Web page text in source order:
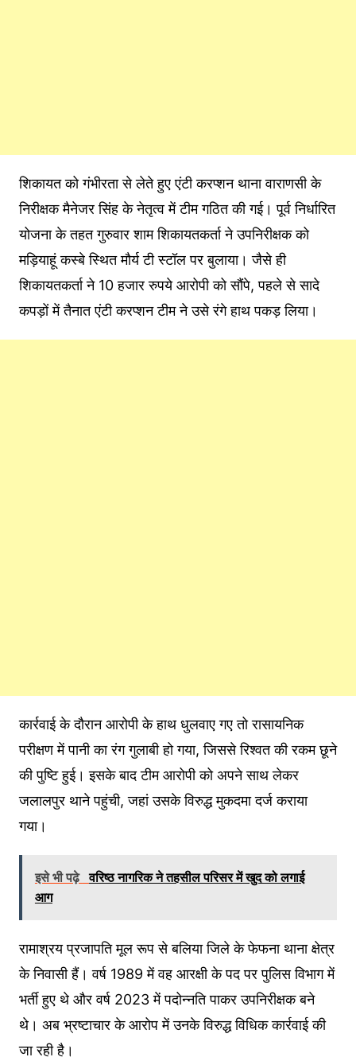
शिकायत को गंभीरता से लेते हुए एंटी करप्शन थाना वाराणसी के
निरीक्षक मैनेजर सिंह के नेतृत्व में टीम गठित की गई। पूर्व निर्धारित
योजना के तहत गुरुवार शाम शिकायतकर्ता ने उपनिरीक्षक को
मड़ियाहूं कस्बे स्थित मौर्य टी स्टॉल पर बुलाया। जैसे ही
शिकायतकर्ता ने 10 हजार रुपये आरोपी को सौंपे, पहले से सादे
कपड़ों में तैनात एंटी करप्शन टीम ने उसे रंगे हाथ पकड़ लिया।
कार्रवाई के दौरान आरोपी के हाथ धुलवाए गए तो रासायनिक
परीक्षण में पानी का रंग गुलाबी हो गया, जिससे रिश्वत की रकम छूने
की पुष्टि हुई। इसके बाद टीम आरोपी को अपने साथ लेकर
जलालपुर थाने पहुंची, जहां उसके विरुद्ध मुकदमा दर्ज कराया
गया।
इसे भी पढ़े वरिष्ठ नागरिक ने तहसील परिसर में खुद को लगाई
आग
रामाश्रय प्रजापति मूल रूप से बलिया जिले के फेफना थाना क्षेत्र
के निवासी हैं। वर्ष 1989 में वह आरक्षी के पद पर पुलिस विभाग में
भर्ती हुए थे और वर्ष 2023 में पदोन्नति पाकर उपनिरीक्षक बने
थे। अब भ्रष्टाचार के आरोप में उनके विरुद्ध विधिक कार्रवाई की
जा रही है।